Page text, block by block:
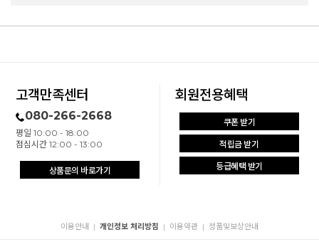
고객만족센터
080-266-2668
평일 10:00 - 18:00
점심시간 12:00 - 13:00
상품문의 바로가기
회원전용혜택
쿠폰 받기
적립금 받기
등급혜택 받기
이용안내 | 개인정보 처리방침 | 이용약관 | 정품및보상안내